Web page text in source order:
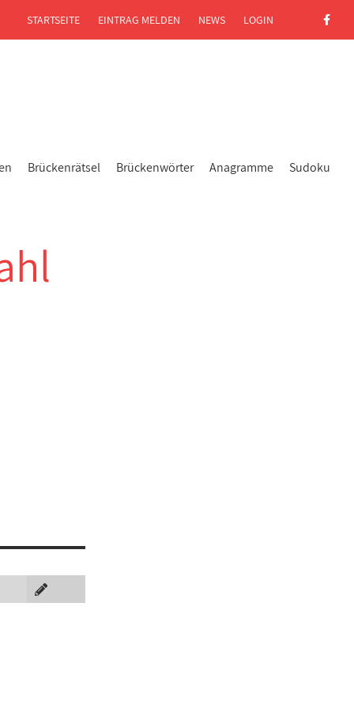
Brückenrätsel Brückenwörter Anagramme Sudoku
STARTSEITE EINTRAG MELDEN NEWS LOGIN